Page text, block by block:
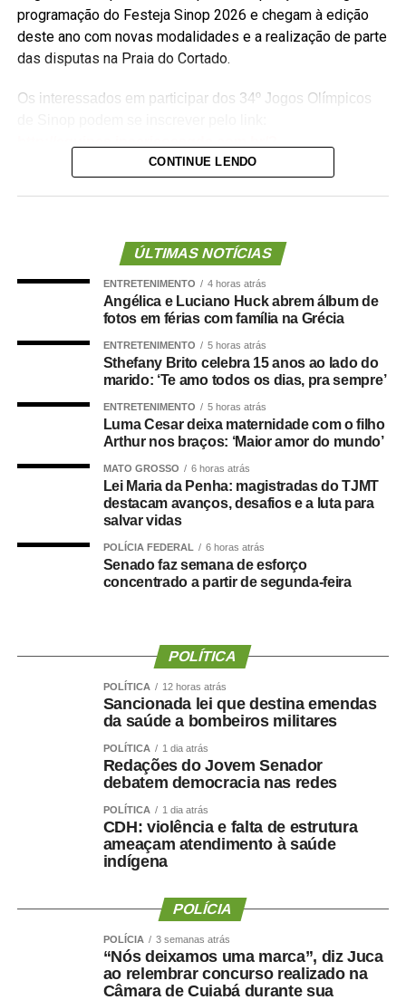
programação do Festeja Sinop 2026 e chegam à edição
deste ano com novas modalidades e a realização de parte
das disputas na Praia do Cortado.
Os interessados em participar dos 34º Jogos Olímpicos
&Comp=948AF46AD1&Cli=4EC5B2AA
&Comp=66DC413E3C&Cli=D046312B
Entre as novidades desta edição está a inclusão das
modalidades de boliche e vôlei de praia nos Jogos
percurso entre o Residencial Paris e a Praia do Cortado,
aberto à participação da comunidade. A Praia do Cortado
também passa a integrar oficialmente a programação
esportiva dos jogos. As disputas de beach tennis, vôlei de
praia e futevôlei serão realizadas no local.
A programação dos Jogos Olímpicos conta com
modalidades coletivas e individuais, como basquetebol,
futsal, futebol sete, handebol, voleibol, ciclismo, mountain
bike, natação, karatê, tênis de mesa, xadrez, basquete
3×3, beach tennis, futevôlei e vôlei de praia. Já os 3º
Jogos Paralímpicos de Sinop contarão com disputas de
Gabriel Vasconcelos, destacou que os jogos representam
uma das principais ações de incentivo ao esporte
desenvolvidas pela Prefeitura de Sinop e contribuem
para ampliar a participação da população em atividades
esportivas. “Os Jogos Olímpicos e os Jogos Paralímpicos
de Sinop são eventos tradicionais e muito aguardados
pela comunidade esportiva. A competição oferece
oportunidades para atletas de diferentes modalidades
demonstrarem seu potencial, conquistarem resultados e
incentivam a prática esportiva e fortalecem o esporte
como ferramenta de integração social e desenvolvimento
humano”, afirmou.
O secretário também destacou que as novidades desta
CONTINUE LENDO
ÚLTIMAS NOTÍCIAS
ENTRETENIMENTO 4 horas atrás
Angélica e Luciano Huck abrem álbum de
fotos em férias com família na Grécia
ENTRETENIMENTO 5 horas atrás
Sthefany Brito celebra 15 anos ao lado do
marido: ‘Te amo todos os dias, pra sempre’
ENTRETENIMENTO 5 horas atrás
Luma Cesar deixa maternidade com o filho
Arthur nos braços: ‘Maior amor do mundo’
MATO GROSSO 6 horas atrás
Lei Maria da Penha: magistradas do TJMT
destacam avanços, desafios e a luta para
salvar vidas
POLÍCIA FEDERAL 6 horas atrás
Senado faz semana de esforço
concentrado a partir de segunda-feira
POLÍTICA
POLÍTICA 12 horas atrás
Sancionada lei que destina emendas
da saúde a bombeiros militares
POLÍTICA 1 dia atrás
Redações do Jovem Senador
debatem democracia nas redes
POLÍTICA 1 dia atrás
CDH: violência e falta de estrutura
ameaçam atendimento à saúde
indígena
POLÍCIA
POLÍCIA 3 semanas atrás
“Nós deixamos uma marca”, diz Juca
ao relembrar concurso realizado na
Câmara de Cuiabá durante sua